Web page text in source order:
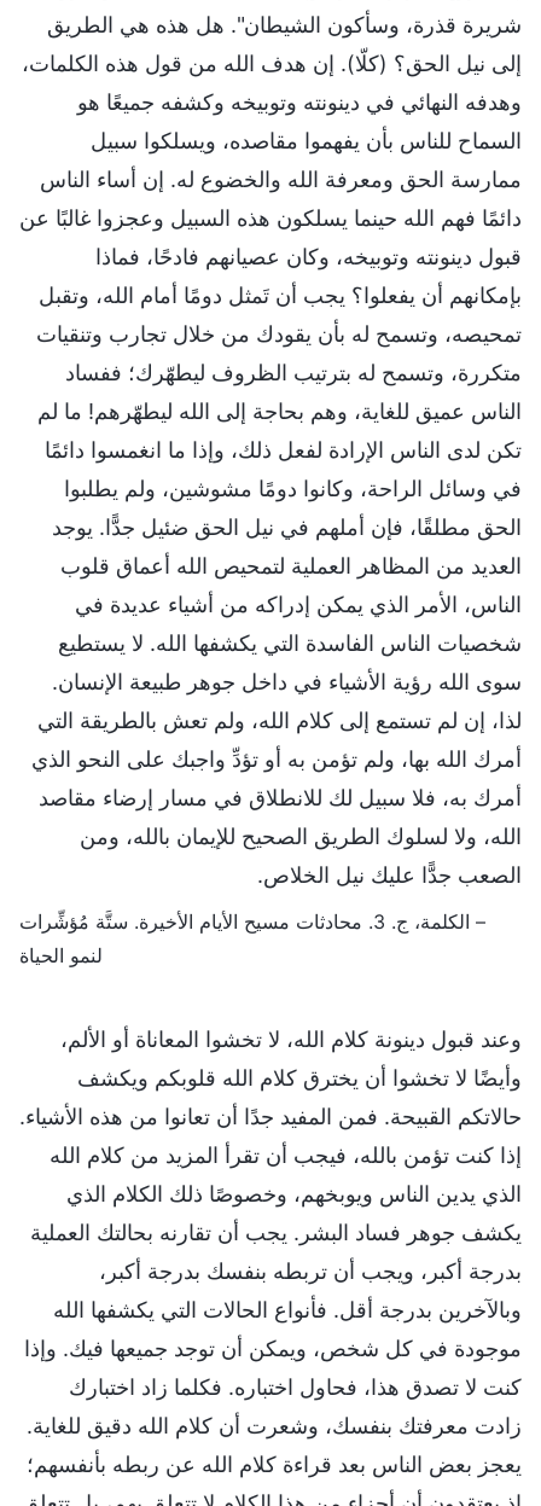
شريرة قذرة، وسأكون الشيطان". هل هذه هي الطريق
إلى نيل الحق؟ (كلّا). إن هدف الله من قول هذه الكلمات،
وهدفه النهائي في دينونته وتوبيخه وكشفه جميعًا هو
السماح للناس بأن يفهموا مقاصده، ويسلكوا سبيل
ممارسة الحق ومعرفة الله والخضوع له. إن أساء الناس
دائمًا فهم الله حينما يسلكون هذه السبيل وعجزوا غالبًا عن
قبول دينونته وتوبيخه، وكان عصيانهم فادحًا، فماذا
بإمكانهم أن يفعلوا؟ يجب أن تَمثل دومًا أمام الله، وتقبل
تمحيصه، وتسمح له بأن يقودك من خلال تجارب وتنقيات
متكررة، وتسمح له بترتيب الظروف ليطهّرك؛ ففساد
الناس عميق للغاية، وهم بحاجة إلى الله ليطهّرهم! ما لم
تكن لدى الناس الإرادة لفعل ذلك، وإذا ما انغمسوا دائمًا
في وسائل الراحة، وكانوا دومًا مشوشين، ولم يطلبوا
الحق مطلقًا، فإن أملهم في نيل الحق ضئيل جدًّا. يوجد
العديد من المظاهر العملية لتمحيص الله أعماق قلوب
الناس، الأمر الذي يمكن إدراكه من أشياء عديدة في
شخصيات الناس الفاسدة التي يكشفها الله. لا يستطيع
سوى الله رؤية الأشياء في داخل جوهر طبيعة الإنسان.
لذا، إن لم تستمع إلى كلام الله، ولم تعش بالطريقة التي
أمرك الله بها، ولم تؤمن به أو تؤدِّ واجبك على النحو الذي
أمرك به، فلا سبيل لك للانطلاق في مسار إرضاء مقاصد
الله، ولا لسلوك الطريق الصحيح للإيمان بالله، ومن
الصعب جدًّا عليك نيل الخلاص.
– الكلمة، ج. 3. محادثات مسيح الأيام الأخيرة. ستَّة مُؤشِّرات
لنمو الحياة
وعند قبول دينونة كلام الله، لا تخشوا المعاناة أو الألم،
وأيضًا لا تخشوا أن يخترق كلام الله قلوبكم ويكشف
حالاتكم القبيحة. فمن المفيد جدًا أن تعانوا من هذه الأشياء.
إذا كنت تؤمن بالله، فيجب أن تقرأ المزيد من كلام الله
الذي يدين الناس ويوبخهم، وخصوصًا ذلك الكلام الذي
يكشف جوهر فساد البشر. يجب أن تقارنه بحالتك العملية
بدرجة أكبر، ويجب أن تربطه بنفسك بدرجة أكبر،
وبالآخرين بدرجة أقل. فأنواع الحالات التي يكشفها الله
موجودة في كل شخص، ويمكن أن توجد جميعها فيك. وإذا
كنت لا تصدق هذا، فحاول اختباره. فكلما زاد اختبارك
زادت معرفتك بنفسك، وشعرت أن كلام الله دقيق للغاية.
يعجز بعض الناس بعد قراءة كلام الله عن ربطه بأنفسهم؛